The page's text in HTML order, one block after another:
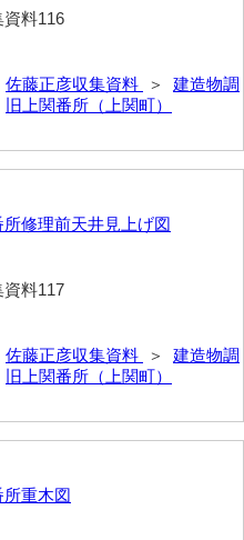
豊浦）
料116
佐藤正彦収集資料 ＞ 建造物調
旧上関番所（上関町）
修理前天井見上げ図
料117
佐藤正彦収集資料 ＞ 建造物調
旧上関番所（上関町）
重木図